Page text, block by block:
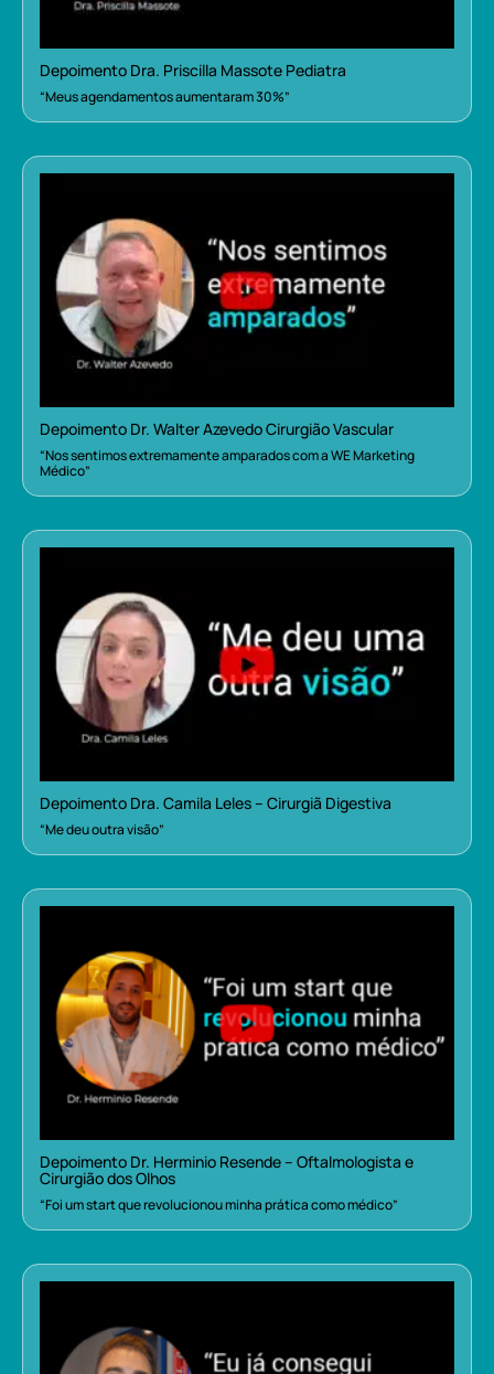
Depoimento Dra. Priscilla Massote Pediatra
“Meus agendamentos aumentaram 30%”
Depoimento Dr. Walter Azevedo Cirurgião Vascular
“Nos sentimos extremamente amparados com a WE Marketing
Médico”
Depoimento Dra. Camila Leles – Cirurgiã Digestiva
“Me deu outra visão”
Depoimento Dr. Herminio Resende – Oftalmologista e
Cirurgião dos Olhos
“Foi um start que revolucionou minha prática como médico”